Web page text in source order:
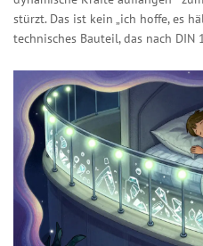
stürzt. Das ist kein „ich hoffe, es
technisches Bauteil, das nach